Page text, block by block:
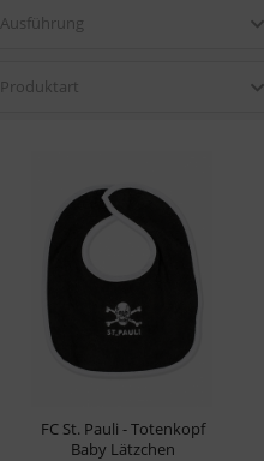
Ausführung
Produktart
FC St. Pauli - Totenkopf
Baby Lätzchen